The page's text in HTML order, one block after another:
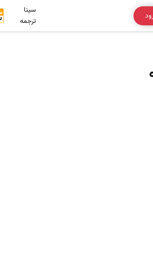
سینا
ترجمه